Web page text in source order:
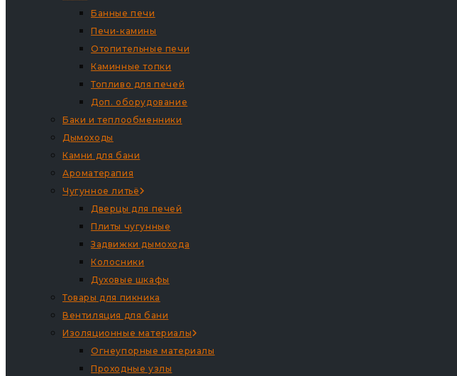
Банные печи
Печи-камины
Отопительные печи
Каминные топки
Топливо для печей
Доп. оборудование
Баки и теплообменники
Дымоходы
Камни для бани
Ароматерапия
Чугунное литьё
Дверцы для печей
Плиты чугунные
Задвижки дымохода
Колосники
Духовые шкафы
Товары для пикника
Вентиляция для бани
Изоляционные материалы
Огнеупорные материалы
Проходные узлы